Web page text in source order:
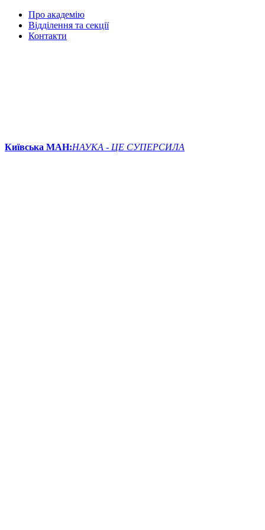
Про академію
Відділення та секції
Контакти
Київська МАН:НАУКА - ЦЕ СУПЕРСИЛА